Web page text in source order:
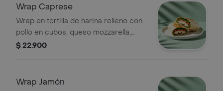
Wrap Caprese
Wrap en tortilla de harina relleno con
pollo en cubos, queso mozzarella,
tomate, espinaca y pesto.
$ 22.900
Wrap Jamón